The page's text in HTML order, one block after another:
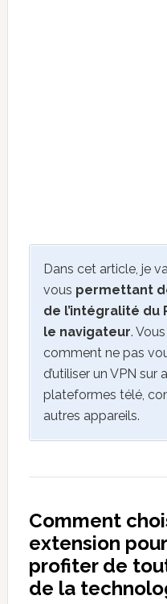
Dans cet article, je
vous permettant
de l’intégralité du
le navigateur.
comment ne pas
d’utiliser un VPN sur
plateformes télé,
autres appareils.
Comment
extension
profiter de
de la